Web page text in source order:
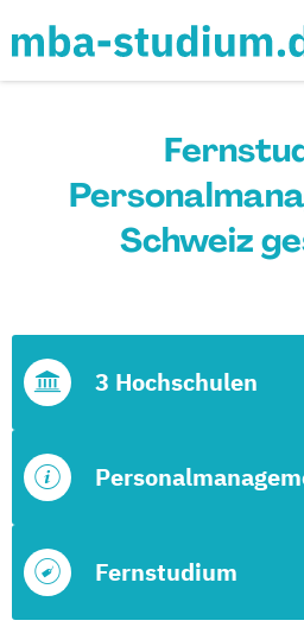
Schweiz
Fernstudium
3 Hochschulen